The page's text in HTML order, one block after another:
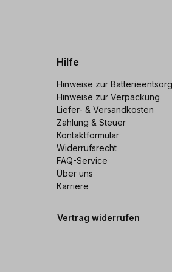
Hilfe
Hinweise zur
Hinweise zur Verpackung
Liefer- & Versandkosten
Zahlung & Steuer
Kontaktformular
Widerrufsrecht
FAQ-Service
Über uns
Karriere
Vertrag widerrufen